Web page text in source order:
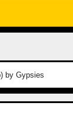
by Gypsies